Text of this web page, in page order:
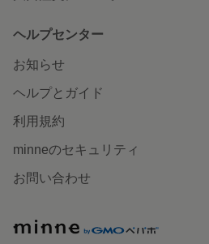
ヘルプセンター
お知らせ
ヘルプとガイド
利用規約
minneのセキュリティ
お問い合わせ